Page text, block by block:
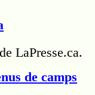
LaPresse.ca.
de camps